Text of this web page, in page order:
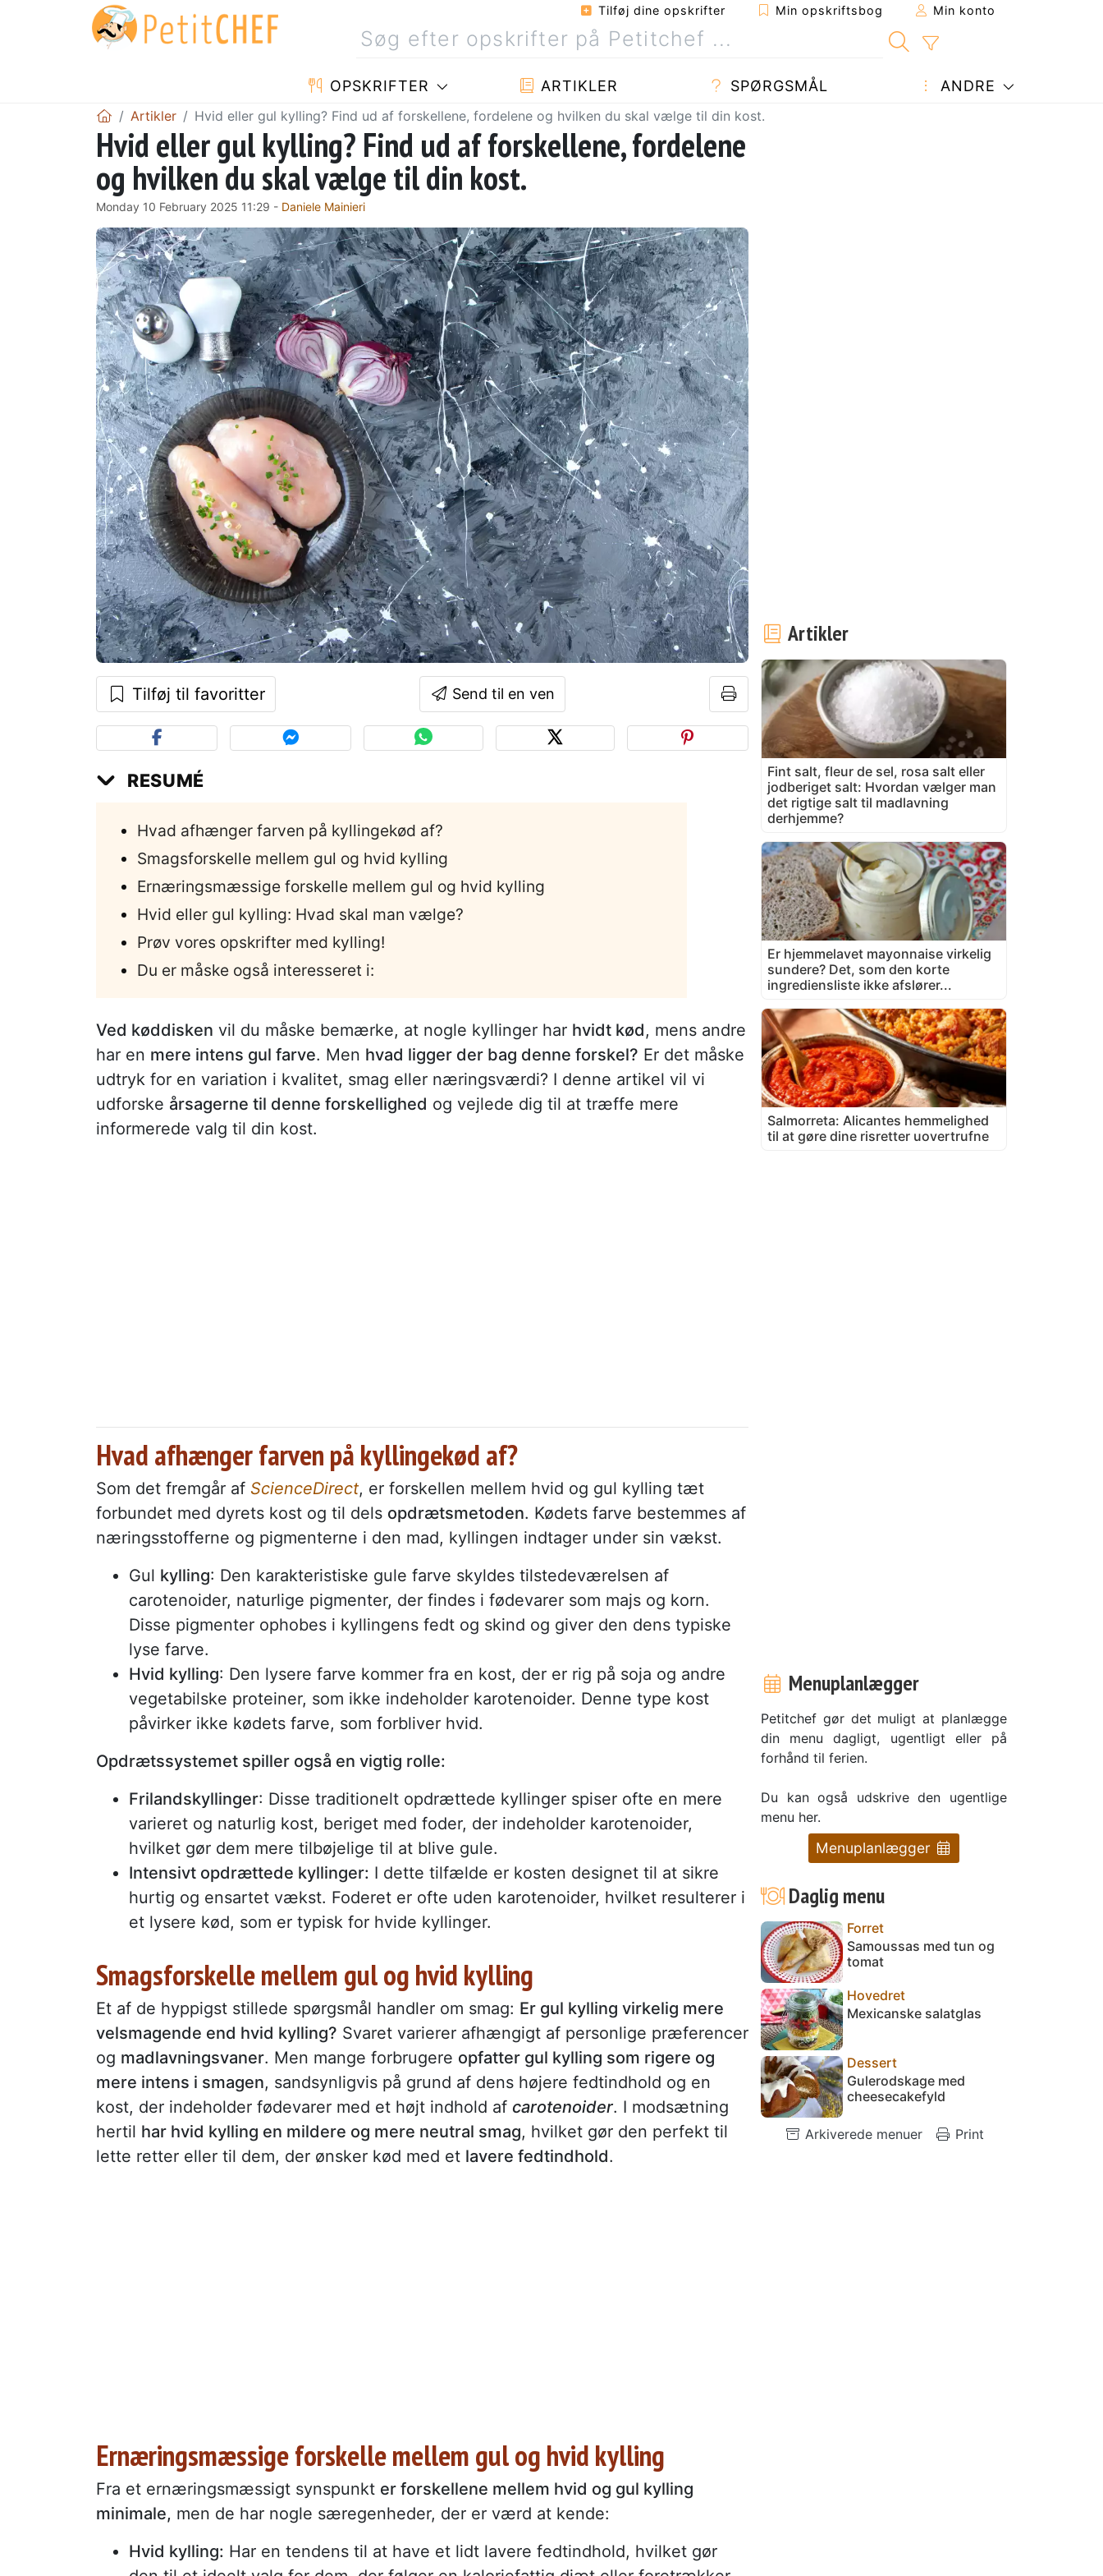
Tilføj dine opskrifter Min opskriftsbog Min konto
OPSKRIFTER ARTIKLER SPØRGSMÅL ANDRE
Artikler Hvid eller gul kylling? Find ud af forskellene, fordelene og hvilken du skal vælge til din kost.
Hvid eller gul kylling? Find ud af forskellene, fordelene
og hvilken du skal vælge til din kost.
Monday 10 February 2025 11:29 - Daniele Mainieri
Tilføj til favoritter Send til en ven
RESUMÉ
Hvad afhænger farven på kyllingekød af?
Smagsforskelle mellem gul og hvid kylling
Ernæringsmæssige forskelle mellem gul og hvid kylling
Hvid eller gul kylling: Hvad skal man vælge?
Prøv vores opskrifter med kylling!
Du er måske også interesseret i:
Ved køddisken vil du måske bemærke, at nogle kyllinger har hvidt kød, mens andre
har en mere intens gul farve. Men hvad ligger der bag denne forskel? Er det måske
udtryk for en variation i kvalitet, smag eller næringsværdi? I denne artikel vil vi
udforske årsagerne til denne forskellighed og vejlede dig til at træffe mere
informerede valg til din kost.
Hvad afhænger farven på kyllingekød af?
Som det fremgår af ScienceDirect, er forskellen mellem hvid og gul kylling tæt
forbundet med dyrets kost og til dels opdrætsmetoden. Kødets farve bestemmes af
næringsstofferne og pigmenterne i den mad, kyllingen indtager under sin vækst.
Gul kylling: Den karakteristiske gule farve skyldes tilstedeværelsen af
carotenoider, naturlige pigmenter, der findes i fødevarer som majs og korn.
Disse pigmenter ophobes i kyllingens fedt og skind og giver den dens typiske
lyse farve.
Hvid kylling: Den lysere farve kommer fra en kost, der er rig på soja og andre
vegetabilske proteiner, som ikke indeholder karotenoider. Denne type kost
påvirker ikke kødets farve, som forbliver hvid.
Opdrætssystemet spiller også en vigtig rolle:
Frilandskyllinger: Disse traditionelt opdrættede kyllinger spiser ofte en mere
varieret og naturlig kost, beriget med foder, der indeholder karotenoider,
hvilket gør dem mere tilbøjelige til at blive gule.
Intensivt opdrættede kyllinger: I dette tilfælde er kosten designet til at sikre
hurtig og ensartet vækst. Foderet er ofte uden karotenoider, hvilket resulterer i
et lysere kød, som er typisk for hvide kyllinger.
Smagsforskelle mellem gul og hvid kylling
Et af de hyppigst stillede spørgsmål handler om smag: Er gul kylling virkelig mere
velsmagende end hvid kylling? Svaret varierer afhængigt af personlige præferencer
og madlavningsvaner. Men mange forbrugere opfatter gul kylling som rigere og
mere intens i smagen, sandsynligvis på grund af dens højere fedtindhold og en
kost, der indeholder fødevarer med et højt indhold af carotenoider. I modsætning
hertil har hvid kylling en mildere og mere neutral smag, hvilket gør den perfekt til
lette retter eller til dem, der ønsker kød med et lavere fedtindhold.
Ernæringsmæssige forskelle mellem gul og hvid kylling
Fra et ernæringsmæssigt synspunkt er forskellene mellem hvid og gul kylling
minimale, men de har nogle særegenheder, der er værd at kende:
Hvid kylling: Har en tendens til at have et lidt lavere fedtindhold, hvilket gør
Artikler
Fint salt, fleur de sel, rosa salt eller
jodberiget salt: Hvordan vælger man
det rigtige salt til madlavning
derhjemme?
Er hjemmelavet mayonnaise virkelig
sundere? Det, som den korte
ingrediensliste ikke afslører...
Salmorreta: Alicantes hemmelighed
til at gøre dine risretter uovertrufne
Menuplanlægger
Petitchef gør det muligt at planlægge
din menu dagligt, ugentligt eller på
forhånd til ferien.
Du kan også udskrive den ugentlige
menu her.
Menuplanlægger
Daglig menu
Forret
Samoussas med tun og
tomat
Hovedret
Mexicanske salatglas
Dessert
Gulerodskage med
cheesecakefyld
Arkiverede menuer Print